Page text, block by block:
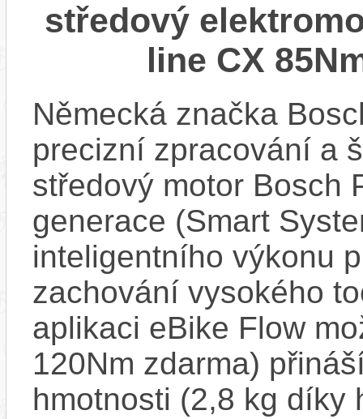
středový
line CX
Německá značka
precizní zpracování a
středový motor Bosch
generace (Smart
inteligentního výkonu
zachování vysokého
aplikaci eBike Flow
120Nm zdarma)
hmotnosti (2,8 kg díky